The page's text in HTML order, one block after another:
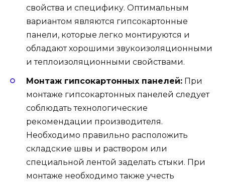
свойства и специфику. Оптимальным
вариантом являются гипсокартонные
панели, которые легко монтируются и
обладают хорошими звукоизоляционными
и теплоизоляционными свойствами.
Монтаж гипсокартонных панелей: При
монтаже гипсокартонных панелей следует
соблюдать технологические
рекомендации производителя.
Необходимо правильно расположить
складские швы и раствором или
специальной лентой заделать стыки. При
монтаже необходимо также учесть